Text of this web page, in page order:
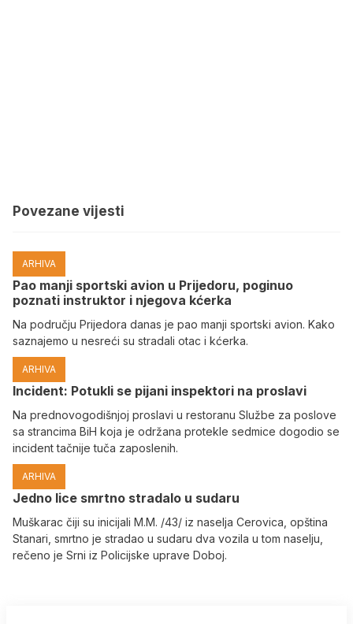
Povezane vijesti
ARHIVA
Pao manji sportski avion u Prijedoru, poginuo
poznati instruktor i njegova kćerka
Na području Prijedora danas je pao manji sportski avion. Kako
saznajemo u nesreći su stradali otac i kćerka.
ARHIVA
Incident: Potukli se pijani inspektori na proslavi
Na prednovogodišnjoj proslavi u restoranu Službe za poslove
sa strancima BiH koja je održana protekle sedmice dogodio se
incident tačnije tuča zaposlenih.
ARHIVA
Јedno lice smrtno stradalo u sudaru
Muškarac čiji su inicijali M.M. /43/ iz naselja Cerovica, opština
Stanari, smrtno je stradao u sudaru dva vozila u tom naselju,
rečeno je Srni iz Policijske uprave Doboj.